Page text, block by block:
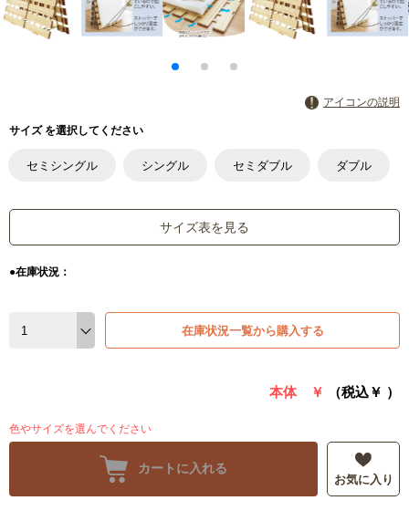
アイコンの説明
サイズ を選択してください
セミシングル シングル セミダブル ダブル
サイズ表を見る
●在庫状況：
在庫状況一覧から購入する
本体 ￥ （税込￥ ）
色やサイズを選んでください
カートに入れる
お気に入り